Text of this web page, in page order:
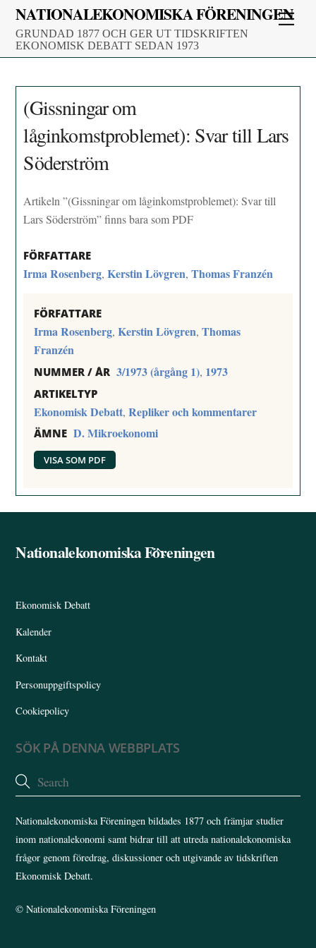
Skip
content
NATIONALEKONOMISKA FÖRENINGEN
GRUNDAD 1877 OCH GER UT TIDSKRIFTEN
EKONOMISK DEBATT SEDAN 1973
(Gissningar om
låginkomstproblemet): Svar till Lars
Söderström
Artikeln ”(Gissningar om låginkomstproblemet): Svar till
Lars Söderström” finns bara som PDF
FÖRFATTARE
Irma Rosenberg,Kerstin Lövgren,Thomas Franzén
FÖRFATTARE
Irma Rosenberg,Kerstin Lövgren,Thomas
Franzén
NUMMER / ÅR 3/1973 (årgång 1), 1973
ARTIKELTYP
Ekonomisk Debatt,Repliker och kommentarer
ÄMNE D. Mikroekonomi
VISA SOM PDF
Back
Nationalekonomiska Föreningen
Ekonomisk Debatt
Kalender
Kontakt
Personuppgiftspolicy
Cookiepolicy
SÖK PÅ DENNA WEBBPLATS
Nationalekonomiska Föreningen bildades 1877 och främjar studier
inom nationalekonomi samt bidrar till att utreda nationalekonomiska
frågor genom föredrag, diskussioner och utgivande av tidskriften
Ekonomisk Debatt.
©Nationalekonomiska Föreningen